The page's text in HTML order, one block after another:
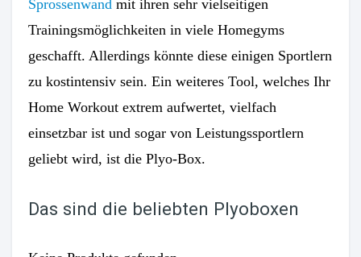
Sprossenwand mit ihren sehr vielseitigen
Trainingsmöglichkeiten in viele Homegyms
geschafft. Allerdings könnte diese einigen Sportlern
zu kostintensiv sein. Ein weiteres Tool, welches Ihr
Home Workout extrem aufwertet, vielfach
einsetzbar ist und sogar von Leistungssportlern
geliebt wird, ist die Plyo-Box.
Das sind die beliebten Plyoboxen